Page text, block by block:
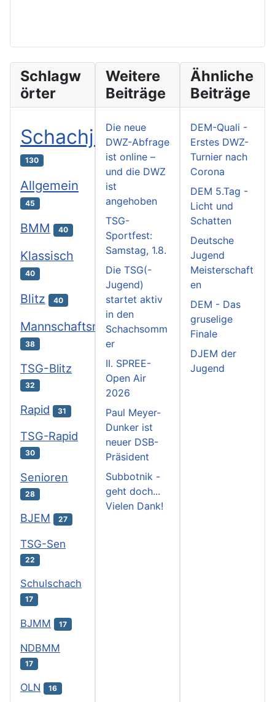
Schlagw
örter
Schachjugend
130
Allgemein
45
BMM 40
Klassisch
40
Blitz 40
Mannschaftsmeisterschaften
38
TSG-Blitz
32
Rapid 31
TSG-Rapid
30
Senioren
28
BJEM 27
TSG-Sen
22
Schulschach
17
BJMM 17
NDBMM
17
OLN 16
Weitere
Beiträge
Die neue
DWZ-Abfrage
ist online –
und die DWZ
ist
angehoben
TSG-
Sportfest:
Samstag, 1.8.
Die TSG(-
Jugend)
startet aktiv
in den
Schachsomm
er
II. SPREE-
Open Air
2026
Paul Meyer-
Dunker ist
neuer DSB-
Präsident
Subbotnik -
geht doch...
Vielen Dank!
Ähnliche
Beiträge
DEM-Quali -
Erstes DWZ-
Turnier nach
Corona
DEM 5.Tag -
Licht und
Schatten
Deutsche
Jugend
Meisterschaft
en
DEM - Das
gruselige
Finale
DJEM der
Jugend